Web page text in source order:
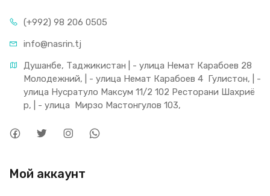
(+992) 98 206 0505
info@nasrin.tj
Душанбе, Таджикистан | - улица Немат Карабоев 28
Молодежний, | - улица Немат Карабоев 4  Гулистон, | -
улица Нусратуло Максум 11/2 102 Ресторани Шахриё
р, | - улица  Мирзо Мастонгулов 103,
Мой аккаунт